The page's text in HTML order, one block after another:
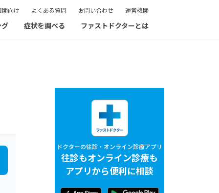
関向け よくある質問 お問い合わせ 運営機関
症状を調べる ファストドクターとは
ドクターの往診・オンライン診療アプリ
往診もオンライン診療も
アプリから便利に相談